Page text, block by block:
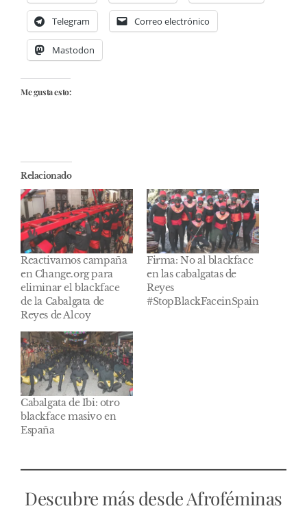
Telegram Correo electrónico
Mastodon
Me gusta esto:
Relacionado
Reactivamos campaña
en Change.org para
eliminar el blackface
de la Cabalgata de
Reyes de Alcoy
Firma: No al blackface
en las cabalgatas de
Reyes
#StopBlackFaceinSpain
Cabalgata de Ibi: otro
blackface masivo en
España
Descubre más desde Afroféminas